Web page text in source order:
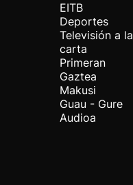
EITB
Deportes
Televisión a la
carta
Primeran
Gaztea
Makusi
Guau - Gure
Audioa